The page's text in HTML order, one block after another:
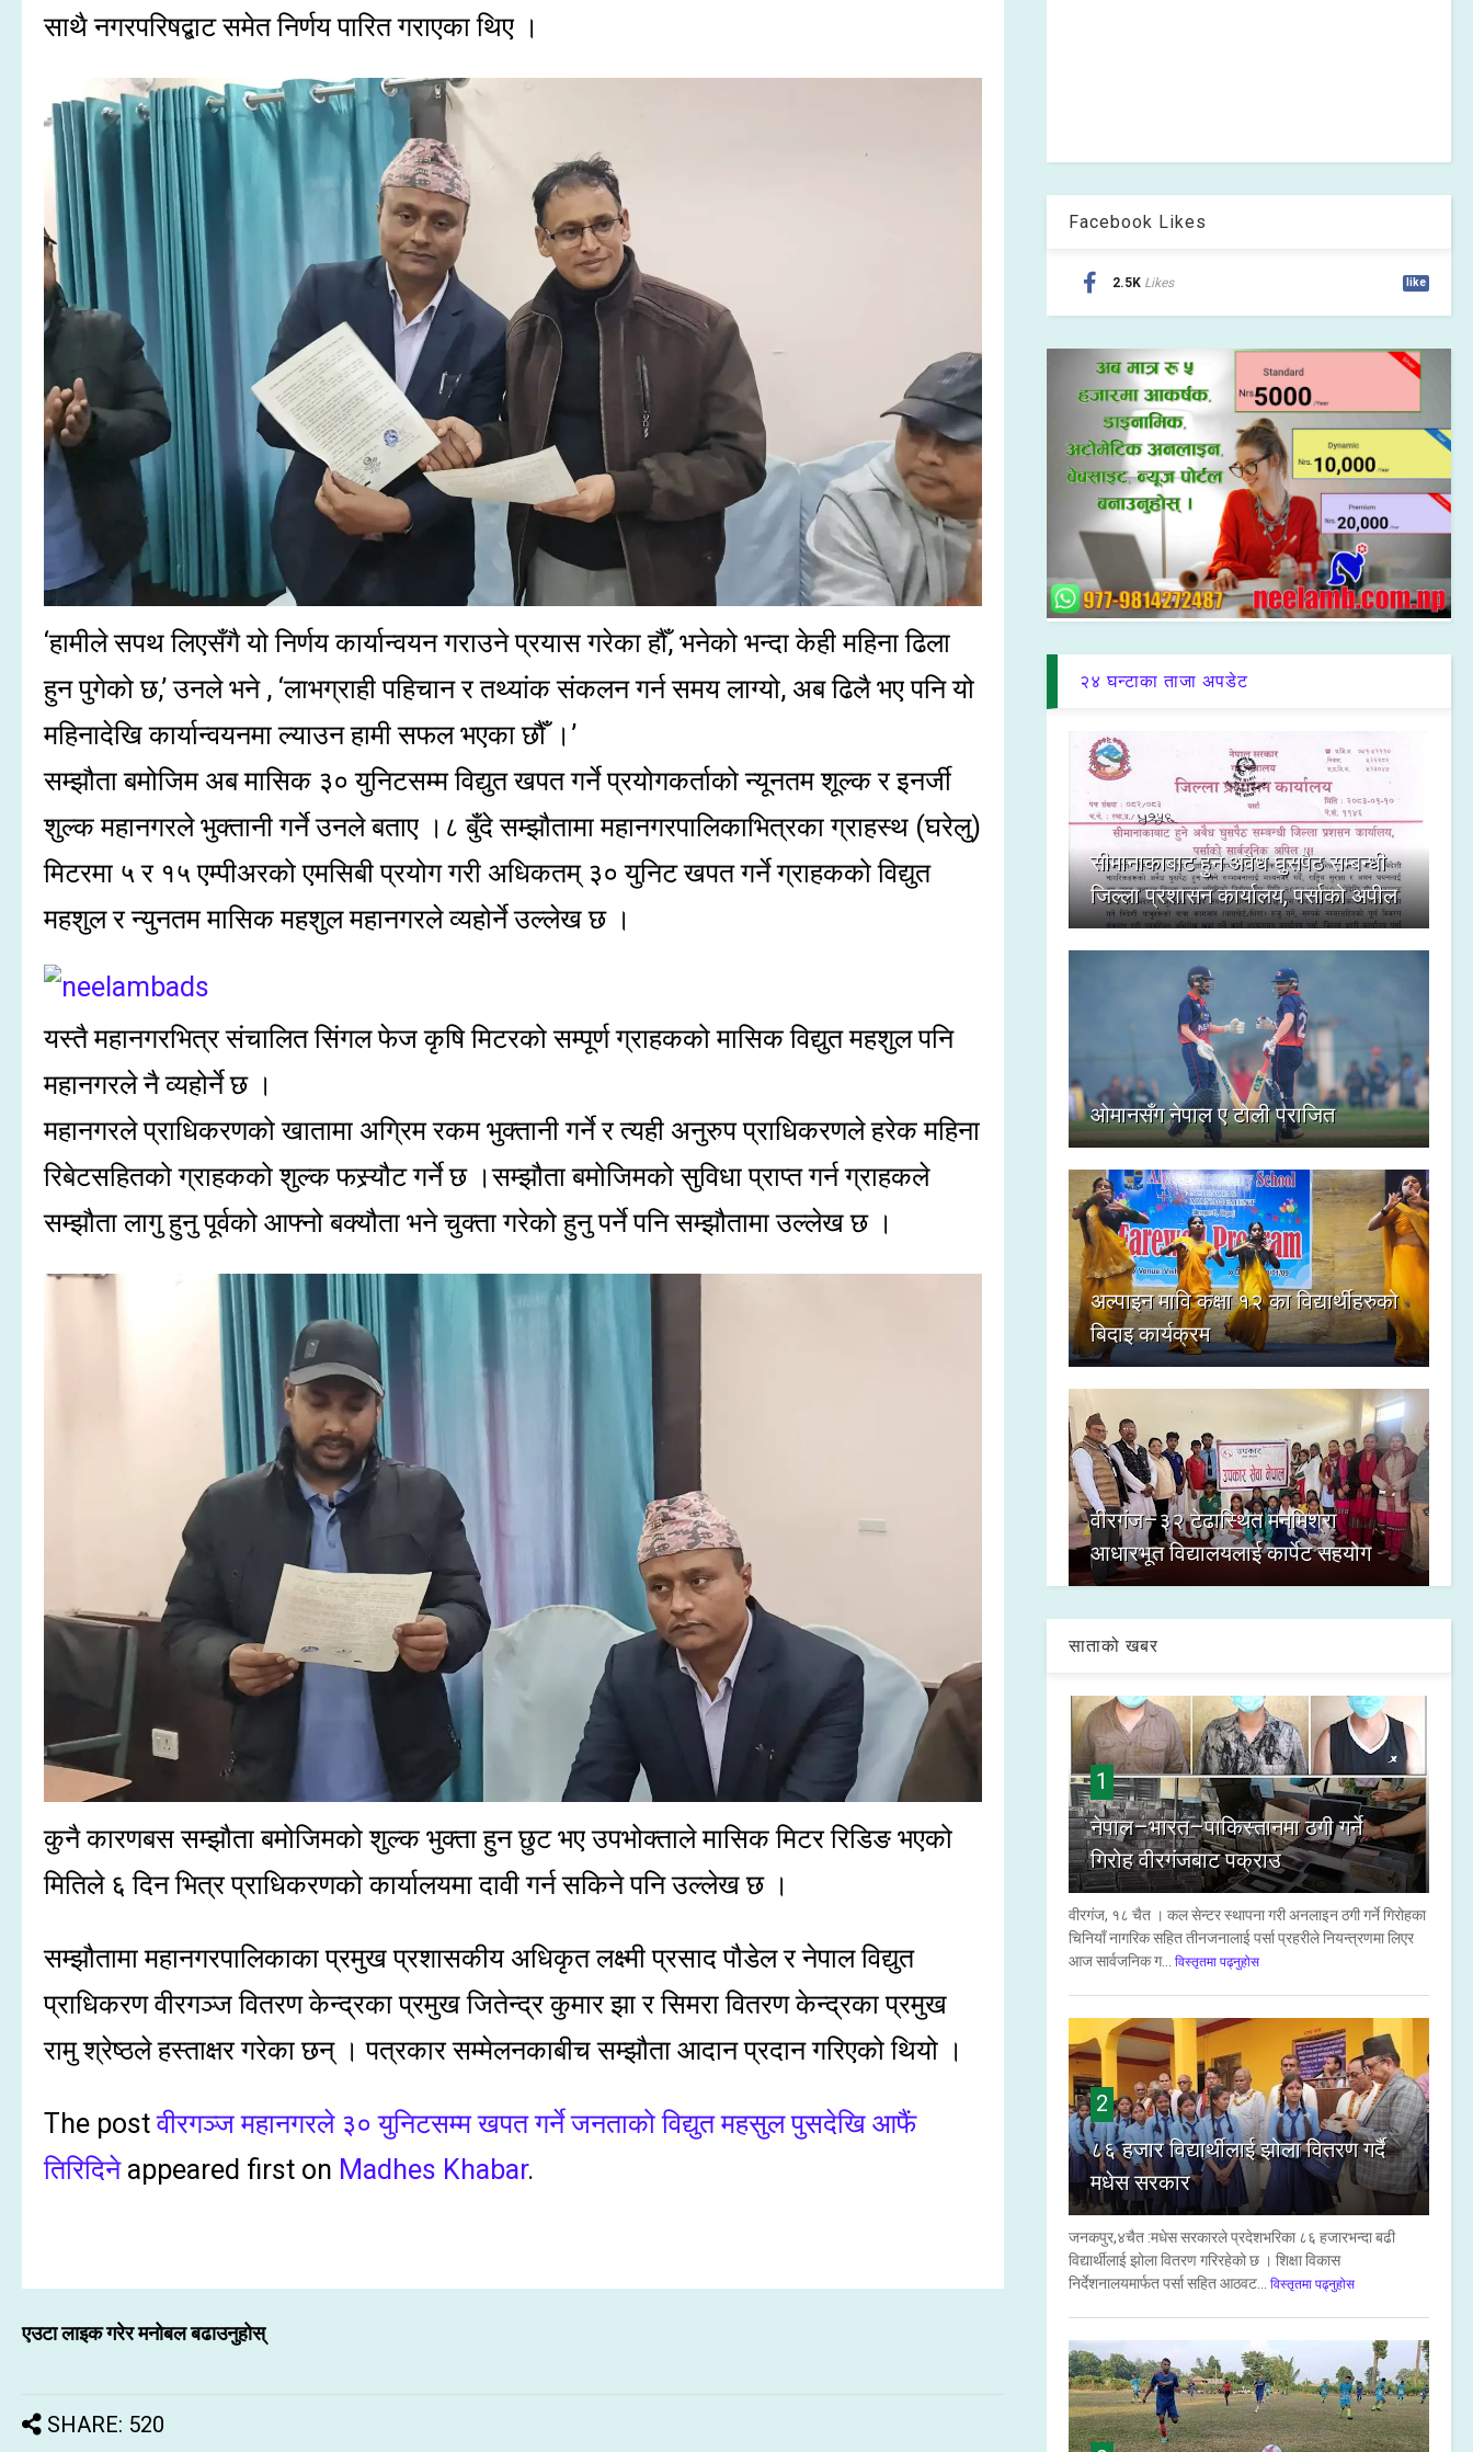
साथै नगरपरिषद्बाट समेत निर्णय पारित गराएका थिए ।
‘हामीले सपथ लिएसँगै यो निर्णय कार्यान्वयन गराउने प्रयास गरेका हौँ, भनेको भन्दा केही महिना ढिला
हुन पुगेको छ,’ उनले भने , ‘लाभग्राही पहिचान र तथ्यांक संकलन गर्न समय लाग्यो, अब ढिलै भए पनि यो
महिनादेखि कार्यान्वयनमा ल्याउन हामी सफल भएका छौँ ।’
सम्झौता बमोजिम अब मासिक ३० युनिटसम्म विद्युत खपत गर्ने प्रयोगकर्ताको न्यूनतम शूल्क र इनर्जी
शुल्क महानगरले भुक्तानी गर्ने उनले बताए ।८ बुँदे सम्झौतामा महानगरपालिकाभित्रका ग्राहस्थ (घरेलु)
मिटरमा ५ र १५ एम्पीअरको एमसिबी प्रयोग गरी अधिकतम् ३० युनिट खपत गर्ने ग्राहकको विद्युत
महशुल र न्युनतम मासिक महशुल महानगरले व्यहोर्ने उल्लेख छ ।
यस्तै महानगरभित्र संचालित सिंगल फेज कृषि मिटरको सम्पूर्ण ग्राहकको मासिक विद्युत महशुल पनि
महानगरले नै व्यहोर्ने छ ।
महानगरले प्राधिकरणको खातामा अग्रिम रकम भुक्तानी गर्ने र त्यही अनुरुप प्राधिकरणले हरेक महिना
रिबेटसहितको ग्राहकको शुल्क फस्र्यौट गर्ने छ ।सम्झौता बमोजिमको सुविधा प्राप्त गर्न ग्राहकले
सम्झौता लागु हुनु पूर्वको आफ्नो बक्यौता भने चुक्ता गरेको हुनु पर्ने पनि सम्झौतामा उल्लेख छ ।
कुनै कारणबस सम्झौता बमोजिमको शुल्क भुक्ता हुन छुट भए उपभोक्ताले मासिक मिटर रिडिङ भएको
मितिले ६ दिन भित्र प्राधिकरणको कार्यालयमा दावी गर्न सकिने पनि उल्लेख छ ।
सम्झौतामा महानगरपालिकाका प्रमुख प्रशासकीय अधिकृत लक्ष्मी प्रसाद पौडेल र नेपाल विद्युत
प्राधिकरण वीरगञ्ज वितरण केन्द्रका प्रमुख जितेन्द्र कुमार झा र सिमरा वितरण केन्द्रका प्रमुख
रामु श्रेष्ठले हस्ताक्षर गरेका छन् । पत्रकार सम्मेलनकाबीच सम्झौता आदान प्रदान गरिएको थियो ।
The postवीरगञ्ज महानगरले ३० युनिटसम्म खपत गर्ने जनताको विद्युत महसुल पुसदेखि आफैं
तिरिदिनेappeared first on Madhes Khabar.
एउटा लाइक गरेर मनोबल बढाउनुहोस्
SHARE: 520
Facebook Likes
2.5K Likes like
२४ घन्टाका ताजा अपडेट
सीमानाकाबाट हुने अवैध घुसपैठ सम्बन्धी
जिल्ला प्रशासन कार्यालय, पर्साको अपील
ओमानसँग नेपाल ए टोली पराजित
अल्पाइन मावि कक्षा १२ का विद्यार्थीहरुको
बिदाइ कार्यक्रम
वीरगंज–३२ टेढास्थित मनमिश्रा
आधारभूत विद्यालयलाई कार्पेट सहयोग
साताको खबर
1
नेपाल–भारत–पाकिस्तानमा ठगी गर्ने
गिरोह वीरगंजबाट पक्राउ
वीरगंज, १८ चैत । कल सेन्टर स्थापना गरी अनलाइन ठगी गर्ने गिरोहका
चिनियाँ नागरिक सहित तीनजनालाई पर्सा प्रहरीले नियन्त्रणमा लिएर
आज सार्वजनिक ग...
विस्तृतमा पढ्नुहोस
2
८६ हजार विद्यार्थीलाई झोला वितरण गर्दै
मधेस सरकार
जनकपुर,४चैत :मधेस सरकारले प्रदेशभरिका ८६ हजारभन्दा बढी
विद्यार्थीलाई झोला वितरण गरिरहेको छ । शिक्षा विकास
निर्देशनालयमार्फत पर्सा सहित आठवट...
विस्तृतमा पढ्नुहोस